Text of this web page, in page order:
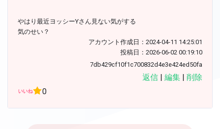
やはり最近ヨッシーYさん見ない気がする
気のせい？
アカウント作成日：2024-04-11 14:25:01
投稿日：2026-06-02 00:19:10
7db429cf10f1c700832d4e3e424ed50fa
返信 編集
削除
0